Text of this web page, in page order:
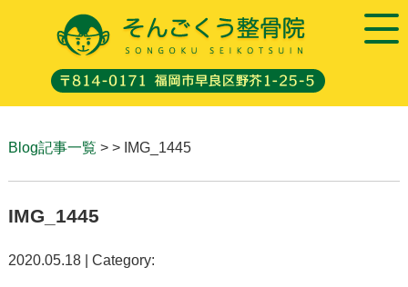
Blog記事一覧 > > IMG_1445
IMG_1445
2020.05.18 | Category: